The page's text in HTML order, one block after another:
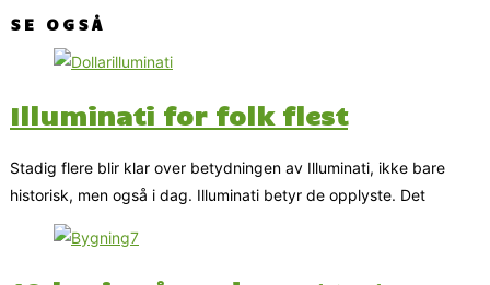
SE OGSÅ
Illuminati for folk flest
Stadig flere blir klar over betydningen av Illuminati, ikke bare
historisk, men også i dag. Illuminati betyr de opplyste. Det